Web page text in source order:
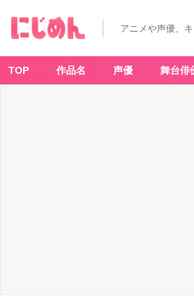
アニメや声優、
TOP 作品名 声優 舞台俳